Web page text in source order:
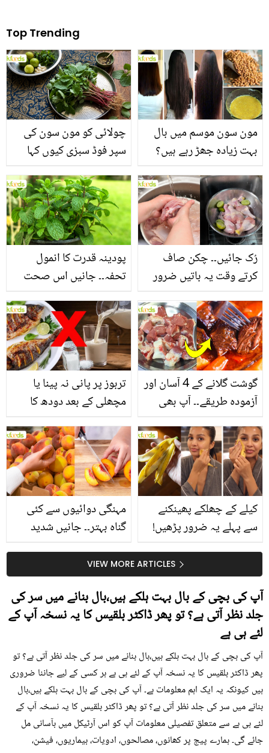
Top Trending
چولائی کو مون سون کی
سپر فوڈ سبزی کیوں کہا
منرلز اور اینٹی آکسیڈنٹس
سے بھرپور اس سبزی کے
فائدے
مون سون موسم میں بال
بہت زیادہ جھڑ رہے ہیں؟
بنانے کے چند قدرتی طریقے
پودینہ قدرت کا انمول
تحفہ۔۔ جانیں اس صحت
انگیز طبی فوائد
رُک جائیں۔۔ چکن صاف
کرتے وقت یہ باتیں ضرور
تربوز پر پانی نہ پینا یا
مچھلی کے بعد دودھ کا
سے متعلق غلط فہمیوں کی
حقیقت کیا ہے اور افواہ
کیا؟
گوشت گلانے کے 4 آسان اور
آزمودہ طریقے۔۔ آپ بھی
بتائے راز
مہنگی دوائیوں سے کئی
گناہ بہتر۔۔ جانیں شدید
کیوں کھانا چاہیے؟
کیلے کے چھلکے پھینکنے
سے پہلے یہ ضرور پڑھیں!
سستا اور قدرتی حلVIEW MORE ARTICLES
آپ کی بچی کے بال بہت ہلکے ہیں،بال بنانے میں سر کی
جلد نظر آتی ہے؟ تو پھر ڈاکٹر بلقیس کا یہ نسخہ آپ کے
لئے ہی ہے
آپ کی بچی کے بال بہت ہلکے ہیں،بال بنانے میں سر کی جلد نظر آتی ہے؟ تو
پھر ڈاکٹر بلقیس کا یہ نسخہ آپ کے لئے ہی ہے ہر کسی کے لیے جاننا ضروری
ہیں کیونکہ یہ ایک اہم معلومات ہے۔ آپ کی بچی کے بال بہت ہلکے ہیں،بال
بنانے میں سر کی جلد نظر آتی ہے؟ تو پھر ڈاکٹر بلقیس کا یہ نسخہ آپ کے
لئے ہی ہے سے متعلق تفصیلی معلومات آپ کو اس آرٹیکل میں بآسانی مل
جائے گی۔ ہمارے پیج پر کھانوں، مصالحوں، ادویات، بیماریوں، فیشن،